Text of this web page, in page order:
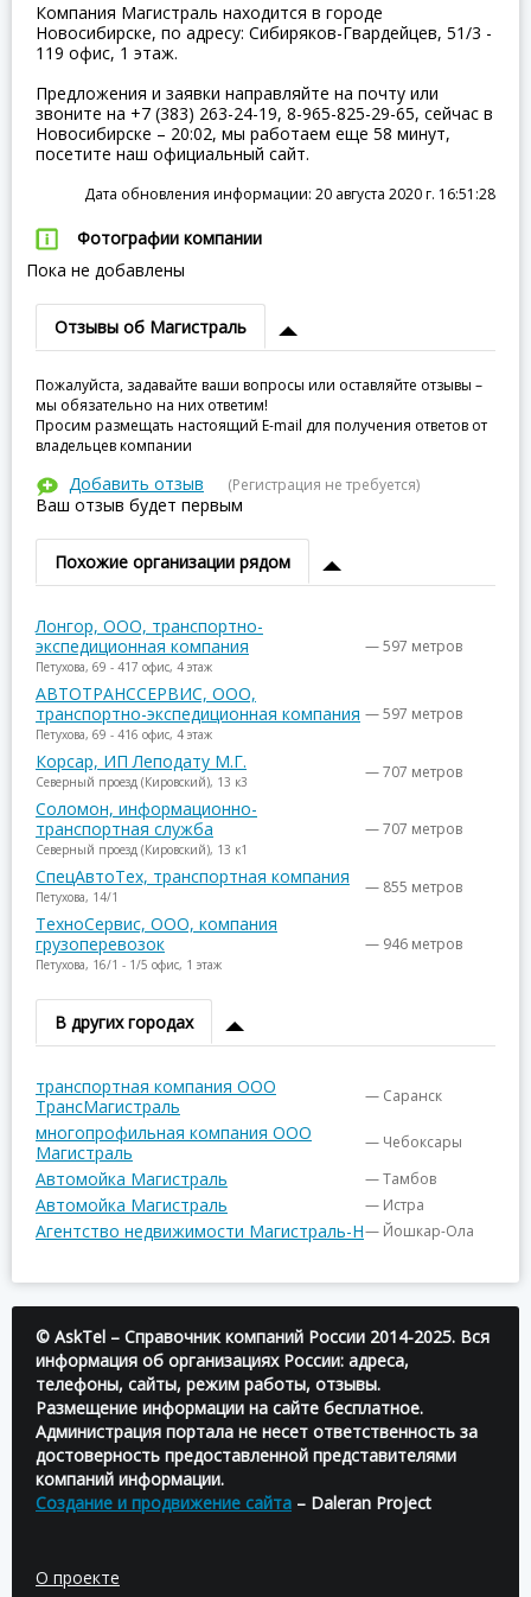
Компания Магистраль находится в городе
Новосибирске, по адресу: Сибиряков-Гвардейцев, 51/3 -
119 офис, 1 этаж.
Предложения и заявки направляйте на почту или
звоните на +7 (383) 263-24-19, 8-965-825-29-65, сейчас в
Новосибирске – 20:02, мы работаем еще 58 минут,
посетите наш официальный сайт.
Дата обновления информации: 20 августа 2020 г. 16:51:28
Фотографии компании
Пока не добавлены
Отзывы об Магистраль
Пожалуйста, задавайте ваши вопросы или оставляйте отзывы –
мы обязательно на них ответим!
Просим размещать настоящий E-mail для получения ответов от
владельцев компании
Добавить отзыв (Регистрация не требуется)
Ваш отзыв будет первым
Похожие организации рядом
Лонгор, ООО, транспортно-
экспедиционная компания
Петухова, 69 - 417 офис, 4 этаж
— 597 метров
АВТОТРАНССЕРВИС, ООО,
транспортно-экспедиционная компания
Петухова, 69 - 416 офис, 4 этаж
— 597 метров
Корсар, ИП Леподату М.Г.
Северный проезд (Кировский), 13 к3 — 707 метров
Соломон, информационно-
транспортная служба
Северный проезд (Кировский), 13 к1
— 707 метров
СпецАвтоТех, транспортная компания
Петухова, 14/1 — 855 метров
ТехноСервис, ООО, компания
грузоперевозок
Петухова, 16/1 - 1/5 офис, 1 этаж
— 946 метров
В других городах
транспортная компания ООО
ТрансМагистраль
— Саранск
многопрофильная компания ООО
Магистраль
— Чебоксары
Автомойка Магистраль — Тамбов
Автомойка Магистраль — Истра
Агентство недвижимости Магистраль-Н— Йошкар-Ола
© AskTel – Справочник компаний России 2014-2025. Вся
информация об организациях России: адреса,
телефоны, сайты, режим работы, отзывы.
Размещение информации на сайте бесплатное.
Администрация портала не несет ответственность за
достоверность предоставленной представителями
компаний информации.
Создание и продвижение сайта – Daleran Project
О проекте